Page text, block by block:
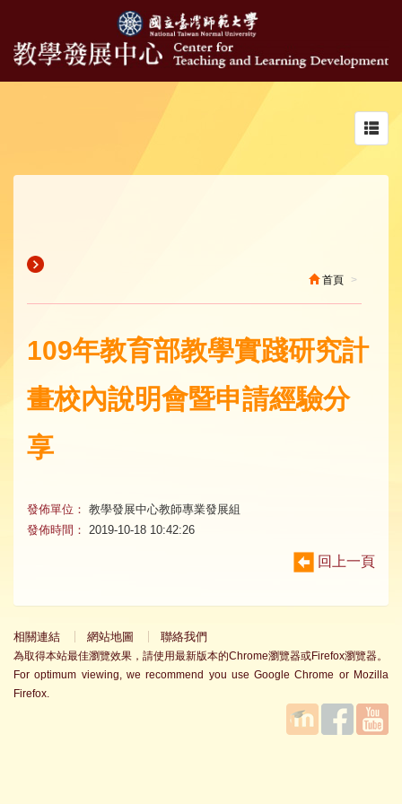
首頁
109年教育部教學實踐研究計
畫校內說明會暨申請經驗分
享
發佈單位： 教學發展中心教師專業發展組
發佈時間：
2019-10-18 10:42:26
回上一頁
相關連結 網站地圖 聯絡我們
為取得本站最佳瀏覽效果，請使用最新版本的Chrome瀏覽器或Firefox瀏覽器。
For optimum viewing, we recommend you use Google Chrome or Mozilla
Firefox.